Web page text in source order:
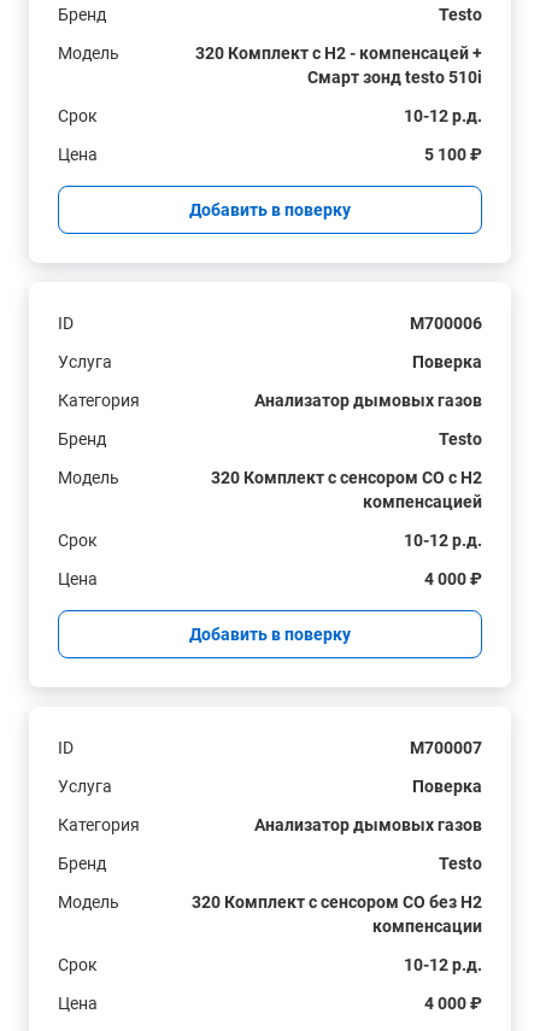
Бренд
Testo
Модель
320 Комплект с H2 - компенсацей +
Смарт зонд testo 510i
Срок
10-12 р.д.
Цена
5 100 ₽
Добавить в поверку
ID
M700006
Услуга
Поверка
Категория
Анализатор дымовых газов
Бренд
Testo
Модель
320 Комплект с сенсором СО с H2
компенсацией
Срок
10-12 р.д.
Цена
4 000 ₽
Добавить в поверку
ID
M700007
Услуга
Поверка
Категория
Анализатор дымовых газов
Бренд
Testo
Модель
320 Комплект с сенсором СО без H2
компенсации
Срок
10-12 р.д.
Цена
4 000 ₽